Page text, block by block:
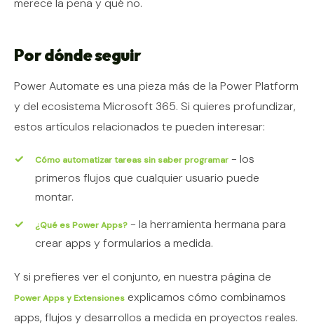
Por dónde seguir
Power Automate es una pieza más de la Power Platform
y del ecosistema Microsoft 365. Si quieres profundizar,
estos artículos relacionados te pueden interesar:
Cómo automatizar tareas sin saber programar - los
primeros flujos que cualquier usuario puede
montar.
¿Qué es Power Apps? - la herramienta hermana para
crear apps y formularios a medida.
Y si prefieres ver el conjunto, en nuestra página de
Power Apps y Extensiones explicamos cómo combinamos
apps, flujos y desarrollos a medida en proyectos reales.